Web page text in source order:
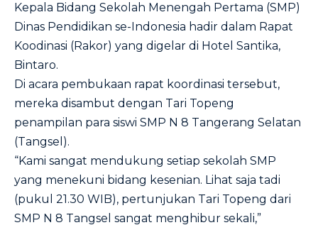
Kepala Bidang Sekolah Menengah Pertama (SMP)
Dinas Pendidikan se-Indonesia hadir dalam Rapat
Koodinasi (Rakor) yang digelar di Hotel Santika,
Bintaro.
Di acara pembukaan rapat koordinasi tersebut,
mereka disambut dengan Tari Topeng
penampilan para siswi SMP N 8 Tangerang Selatan
(Tangsel).
“Kami sangat mendukung setiap sekolah SMP
yang menekuni bidang kesenian. Lihat saja tadi
(pukul 21.30 WIB), pertunjukan Tari Topeng dari
SMP N 8 Tangsel sangat menghibur sekali,”